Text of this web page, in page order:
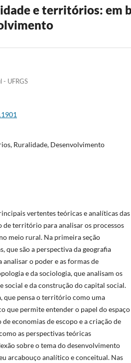
e territórios: em
- UFRGS
Ruralidade, Desenvolvimento
vertentes teóricas e analíticas das
território para analisar os processos
meio rural. Na primeira seção
que são a perspectiva da geografia
o poder e as formas de
e da sociologia, que analisam os
e da construção do capital social.
que pensa o território como uma
que permite entender o papel do espaço
economias de escopo e a criação de
as perspectivas teóricas
sobre o tema do desenvolvimento
arcabouço analítico e conceitual. Nas